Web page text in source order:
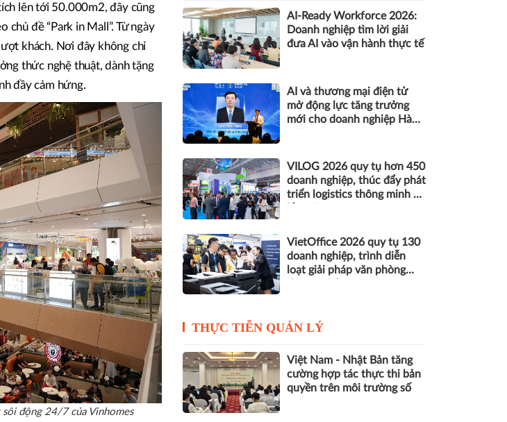
lên tới 50.000m2, đây cũng
đề “Park in Mall”. Từ ngày
khách. Nơi đây không chỉ
thức nghệ thuật, dành tặng
đầy cảm hứng.
động 24/7 của Vinhomes
AI-Ready Workforce 2026:
Doanh nghiệp tìm lời giải
đưa AI vào vận hành thực tế
AI và thương mại điện tử
mở động lực tăng trưởng
mới cho doanh nghiệp Hà
VILOG 2026 quy tụ hơn 450
doanh nghiệp, thúc đẩy phát
triển logistics thông minh và
VietOffice 2026 quy tụ 130
doanh nghiệp, trình diễn
loạt giải pháp văn phòng
THỰC TIỄN QUẢN LÝ
Việt Nam - Nhật Bản tăng
cường hợp tác thực thi bản
quyền trên môi trường số